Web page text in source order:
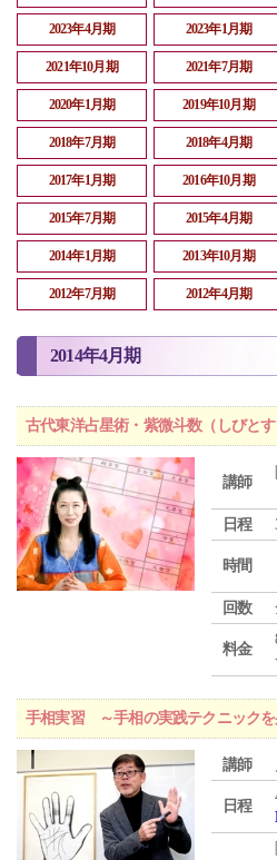
2023年4月期 2023年1月期
2021年10月期 2021年7月期
2020年1月期 2019年10月期
2018年7月期 2018年4月期
2017年1月期 2016年10月期
2015年7月期 2015年4月期
2014年1月期 2013年10月期
2012年7月期 2012年4月期
2014年4月期
古代東洋占星術・紫微斗数（しびと
講師
日程
時間
回数
料金
手相実習 ～手相の実践テクニックを
講師
日程